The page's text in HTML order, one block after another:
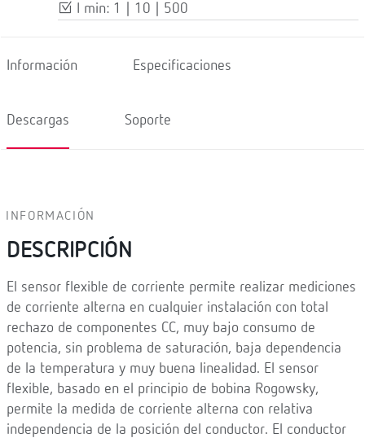
I min: 1 | 10 | 500
Información Especificaciones
Descargas Soporte
INFORMACIÓN
DESCRIPCIÓN
El sensor flexible de corriente permite realizar mediciones
de corriente alterna en cualquier instalación con total
rechazo de componentes CC, muy bajo consumo de
potencia, sin problema de saturación, baja dependencia
de la temperatura y muy buena linealidad. El sensor
flexible, basado en el principio de bobina Rogowsky,
permite la medida de corriente alterna con relativa
independencia de la posición del conductor. El conductor